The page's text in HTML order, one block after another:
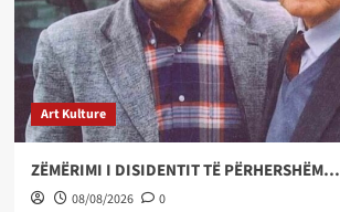
Art Kulture
ZËMËRIMI I DISIDENTIT TË PËRHERSHËM…
08/08/2026 0